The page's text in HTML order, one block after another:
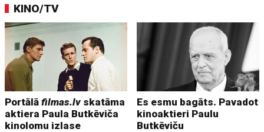
KINO/TV
Portālāfilmas.lv skatāma
aktiera Paula Butkēviča
kinolomu izlase
Es esmu bagāts. Pavadot
kinoaktieri Paulu
Butkēviču